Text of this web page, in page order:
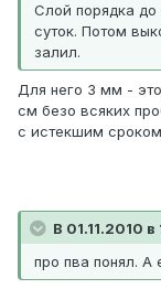
Слой порядка
суток. Потом
залил.
Для него 3 мм -
см безо всяких
с истекшим сроком
В 01.11.2010
про пва понял. А